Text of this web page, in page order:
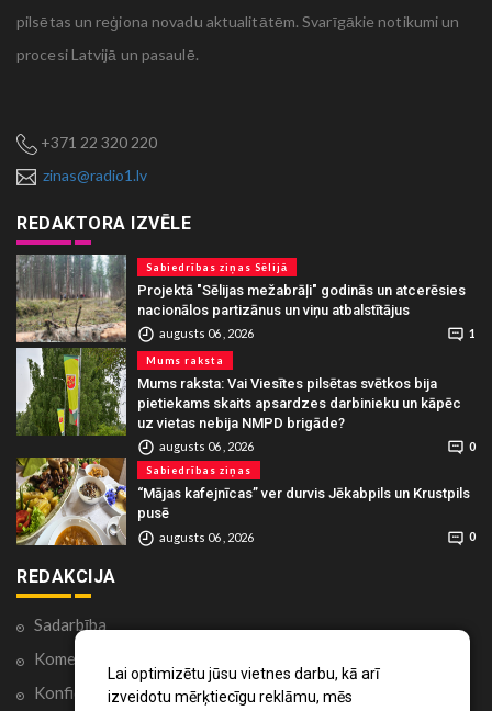
Lai optimizētu jūsu vietnes darbu, kā arī
izveidotu mērķtiecīgu reklāmu, mēs
pilsētas un reģiona novadu aktualitātēm. Svarīgākie notikumi un
procesi Latvijā un pasaulē.
+371 22 320 220
zinas@radio1.lv
REDAKTORA IZVĒLE
Sabiedrības ziņas Sēlijā
Projektā "Sēlijas mežabrāļi" godinās un atcerēsies
nacionālos partizānus un viņu atbalstītājus
augusts 06 , 2026 1
Mums raksta
Mums raksta: Vai Viesītes pilsētas svētkos bija
pietiekams skaits apsardzes darbinieku un kāpēc
uz vietas nebija NMPD brigāde?
augusts 06 , 2026 0
Sabiedrības ziņas
“Mājas kafejnīcas” ver durvis Jēkabpils un Krustpils
pusē
augusts 06 , 2026 0
REDAKCIJA
Sadarbība
Komentāri portālā
Konfidencialitātes politika